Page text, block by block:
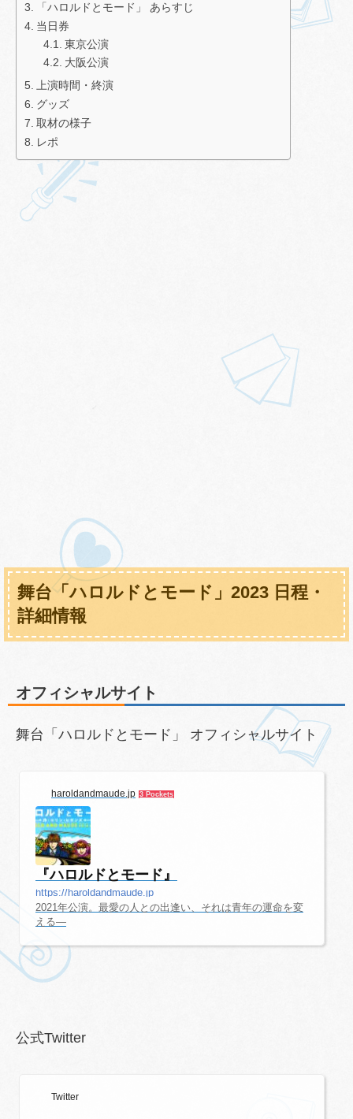
「ハロルドとモード」 あらすじ
当日券
東京公演
大阪公演
上演時間・終演
グッズ
取材の様子
レポ
舞台「ハロルドとモード」2023 日程・
詳細情報
オフィシャルサイト
舞台「ハロルドとモード」 オフィシャルサイト
haroldandmaude.jp 3 Pockets
『ハロルドとモード』
https://haroldandmaude.jp
2021年公演。最愛の人との出逢い、それは青年の運命を変
える―
公式Twitter
Twitter